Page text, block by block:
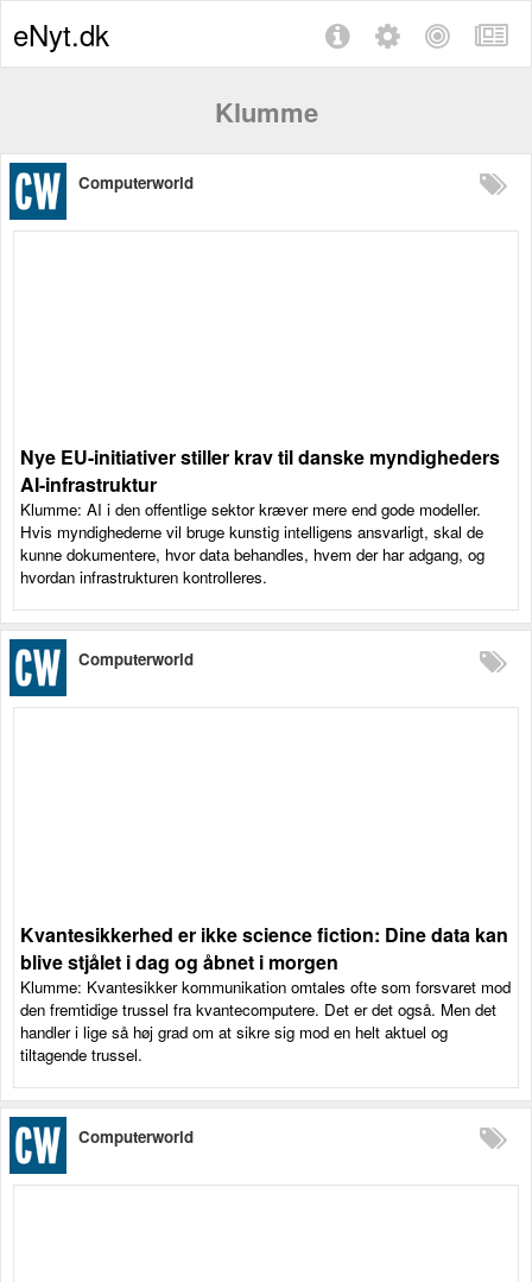
eNyt.dk
Klumme
Computerworld
Nye EU-initiativer stiller krav til danske myndigheders
AI-infrastruktur
Klumme: AI i den offentlige sektor kræver mere end gode modeller.
Hvis myndighederne vil bruge kunstig intelligens ansvarligt, skal de
kunne dokumentere, hvor data behandles, hvem der har adgang, og
hvordan infrastrukturen kontrolleres.
Computerworld
Kvantesikkerhed er ikke science fiction: Dine data kan
blive stjålet i dag og åbnet i morgen
Klumme: Kvantesikker kommunikation omtales ofte som forsvaret mod
den fremtidige trussel fra kvantecomputere. Det er det også. Men det
handler i lige så høj grad om at sikre sig mod en helt aktuel og
tiltagende trussel.
Computerworld